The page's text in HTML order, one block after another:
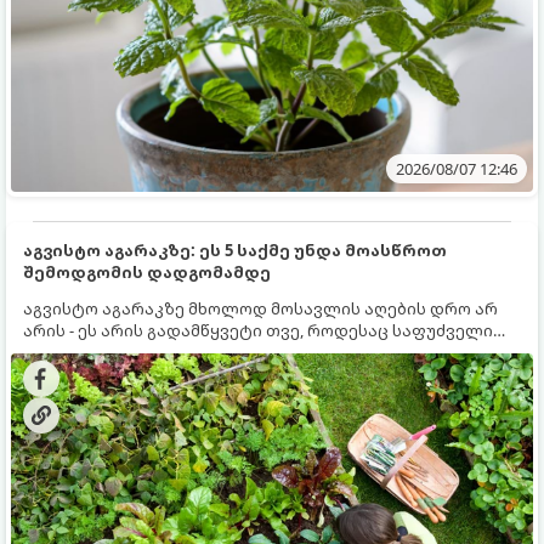
2026/08/07 12:46
აგვისტო აგარაკზე: ეს 5 საქმე უნდა მოასწროთ
შემოდგომის დადგომამდე
აგვისტო აგარაკზე მხოლოდ მოსავლის აღების დრო არ
არის - ეს არის გადამწყვეტი თვე, როდესაც საფუძველი
ეყრება მომავალი წლის მოსავალს და ბაღი მზადდება
შემოდგომა-ზამთრის სეზონისთვის. იმისათვის, რომ
ნიადაგმა ენერგია აღიდგინოს, ხოლო მცენარეებმა
ზამთარს გაუძლონ, აგვისტოს ბოლომდე 5
მნიშვნელოვანი საქმის გაკეთება უნდა მოასწროთ: